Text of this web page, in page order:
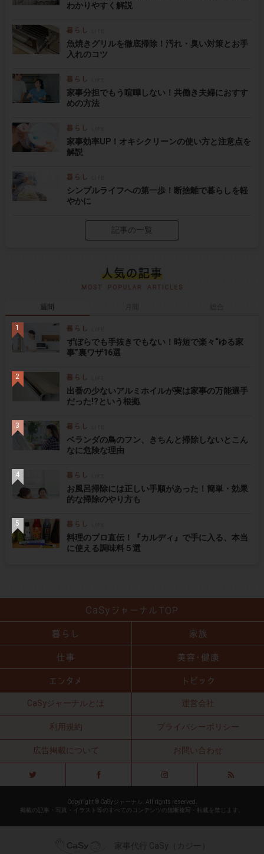
わかりやすく解説
魚焼きグリルを徹底掃除！汚れ・臭い対策とお手
入れのコツ
家事分担でもう喧嘩しない！共働き夫婦におすす
めの方法
家事効率UP！オキシクリーンの使い方と注意点を
解説
シンプルライフへの第一歩！断捨離で暮らしを軽
やかに
記事の一覧
週間
ずぼらでも手抜きでもない！時短で楽々“ゆる家
事”裏ワザ16選
出番の少ないアルミホイルが実は家事の万能選手
だった!?という根拠
ベランダの鳥のフン、きちんと掃除しないとこん
なに危険な理由
お風呂掃除には正しい手順があった！簡単・効果
的な掃除のやり方も
料理のプロ直伝！『カルディ』で手に入る、本当
に使える調味料５選
CaSyジャーナルとは 運営会社
利用規約 プライバシーポリシー
広告掲載について お問い合わせ
Copyright © CaSyジャーナル. All rights reserved.
掲載の記事・写真・イラスト等のすべてのコンテンツの無断複写・転載を禁じます。
家事代行 CaSy（カジー）